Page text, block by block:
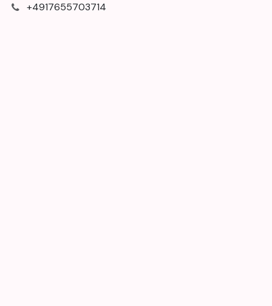
+4917655703714